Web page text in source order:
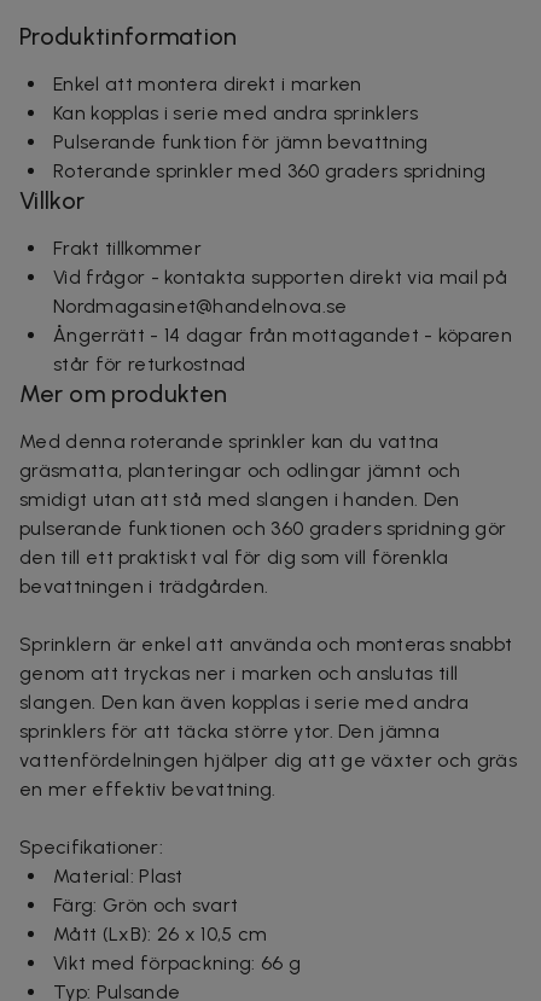
Produktinformation
Enkel att montera direkt i marken
Kan kopplas i serie med andra sprinklers
Pulserande funktion för jämn bevattning
Roterande sprinkler med 360 graders spridning
Villkor
Frakt tillkommer
Vid frågor - kontakta supporten direkt via mail på
Nordmagasinet@handelnova.se
Ångerrätt - 14 dagar från mottagandet - köparen
står för returkostnad
Mer om produkten
Med denna roterande sprinkler kan du vattna
gräsmatta, planteringar och odlingar jämnt och
smidigt utan att stå med slangen i handen. Den
pulserande funktionen och 360 graders spridning gör
den till ett praktiskt val för dig som vill förenkla
bevattningen i trädgården.
Sprinklern är enkel att använda och monteras snabbt
genom att tryckas ner i marken och anslutas till
slangen. Den kan även kopplas i serie med andra
sprinklers för att täcka större ytor. Den jämna
vattenfördelningen hjälper dig att ge växter och gräs
en mer effektiv bevattning.
Specifikationer:
Material: Plast
Färg: Grön och svart
Mått (LxB): 26 x 10,5 cm
Vikt med förpackning: 66 g
Typ: Pulsande